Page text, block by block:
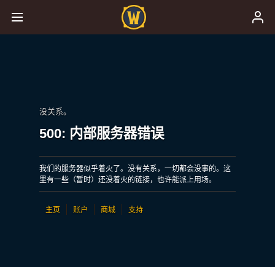
没关系。
500: 内部服务器错误
我们的服务器似乎着火了。没有关系，一切都会没事的。这
里有一些（暂时）还没着火的链接，也许能派上用场。
主页 账户 商城 支持